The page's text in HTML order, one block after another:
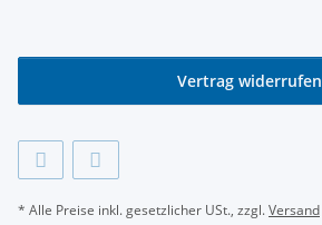
Vertrag widerrufen
* Alle Preise inkl. gesetzlicher USt., zzgl.Versand